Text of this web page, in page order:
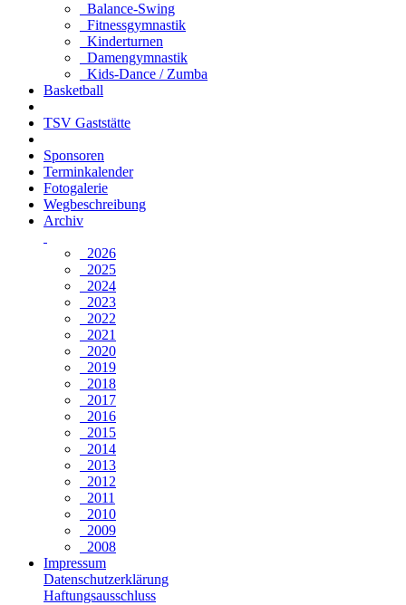
Balance-Swing
Fitnessgymnastik
Kinderturnen
Damengymnastik
Kids-Dance / Zumba
Basketball
TSV Gaststätte
Sponsoren
Terminkalender
Fotogalerie
Wegbeschreibung
Archiv
2026
2025
2024
2023
2022
2021
2020
2019
2018
2017
2016
2015
2014
2013
2012
2011
2010
2009
2008
Impressum
Datenschutzerklärung
Haftungsausschluss